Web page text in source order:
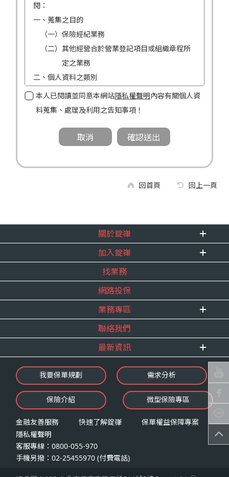
閱：
一、蒐集之目的
（一）保險經紀業務
（二）其他經營合於營業登記項目或組織章程所
定之業務
二、個人資料之類別
（一）姓名
（二）性別
三、個人資料利用之期間、地區、對象及方式
（一）期間：蒐集之目的存續期間及依法令規定
（四）方式：自動化機器或其他非自動化之方
四、當事人依個資法第三條規定得行使之權利及方
（一）當事人得行使之權利
台端就錠嵂公司向 台端所蒐集之個人資
料，得向錠嵂公司行使下列權利，除法令
另有規定或履行契約所必要外，錠嵂公司
查詢或請求閱覽。
請求製給複製本。
請求補充或更正。
請求停止蒐集、處理或利用。
請求刪除。
（二）當事人行使權利之方式
台端如欲行使上述權利時，得以書面方式
向錠嵂公司申請，申請書面送達地址：台
本人已閱讀並同意本網站隱私權聲明內容有關個人資
料蒐集、處理及利用之告知事項！
回首頁 回上一頁
關於錠嵂
企業資訊
重要事跡
得獎紀錄
服務宣言
合作夥伴
加入錠嵂
內勤招聘
精英招募
年度增員計畫
找業務
網路投保
業務專區
E 線資源網
聯絡我們
最新資訊
最新消息
錠嵂焦點
影音頻道
業務資源分享
我要保單規劃 需求分析
保險介紹 微型保險專區
金融友善服務 快速了解錠嵂
保單權益保障專案
隱私權聲明
客服專線：0800-055-970
手機另撥：02-25455970 (付費電話)